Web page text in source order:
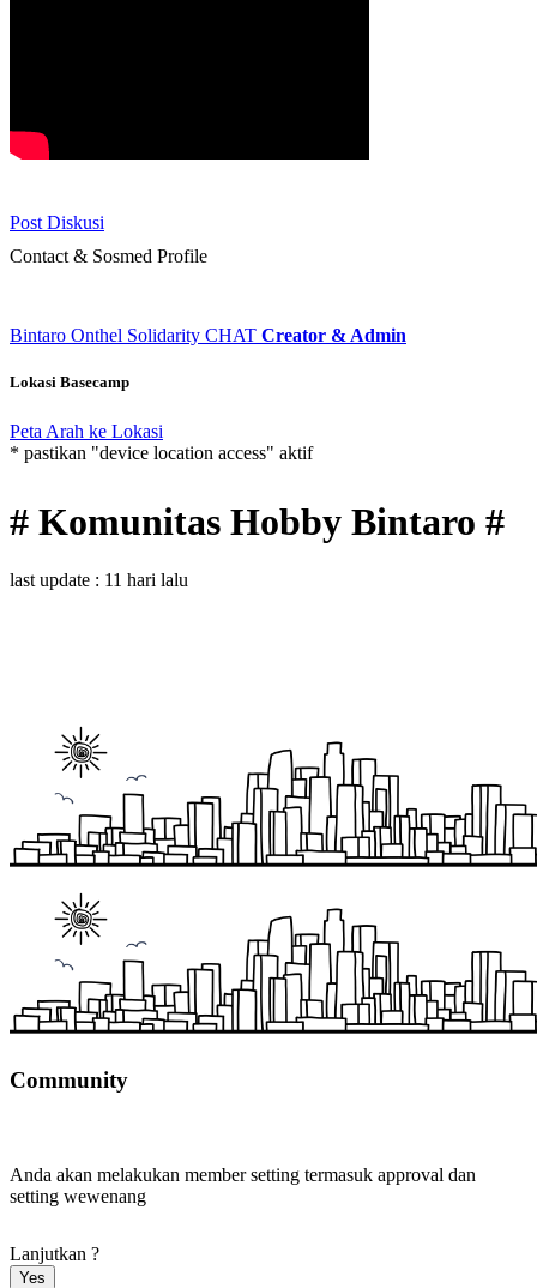
Post Diskusi
Contact & Sosmed Profile
Bintaro Onthel Solidarity CHAT Creator & Admin
Lokasi Basecamp
Peta Arah ke Lokasi
* pastikan "device location access" aktif
# Komunitas Hobby Bintaro #
last update : 11 hari lalu
Community
Anda akan melakukan member setting termasuk approval dan
setting wewenang
Lanjutkan ?
Yes